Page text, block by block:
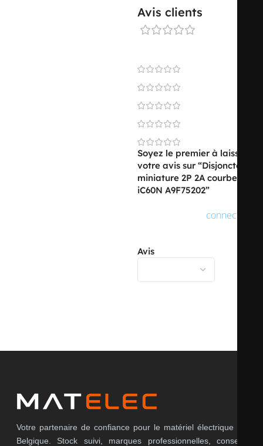
Avis clients
Avis
Soyez le premier à laisser
votre avis sur “Disjoncteur
miniature 2P 2A courbe D
iC60N A9F75202”
connecté
Votre partenaire de confiance pour le matériel électrique en
Belgique. Stock suivi, marques professionnelles, conseils